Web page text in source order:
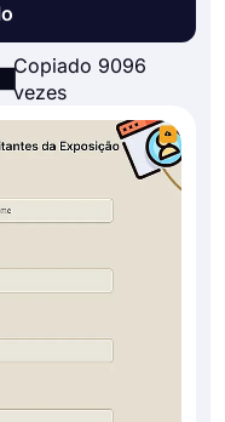
Copiado 9096
vezes